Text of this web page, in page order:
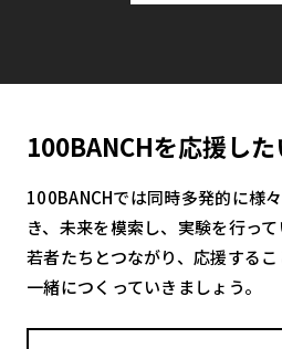
100BANCHを応援し
100BANCHでは同時多発的に様
き、未来を模索し、実験を行っ
若者たちとつながり、応援する
一緒につくっていきましょう。